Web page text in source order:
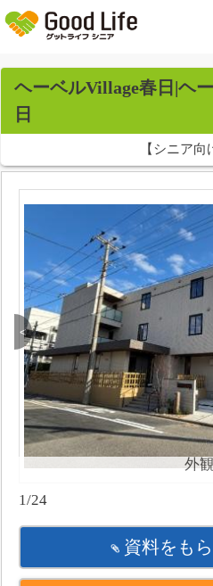
ヘーベルVillage春日|ヘ
日
【シニア向
<
外
1/24
資料をもら